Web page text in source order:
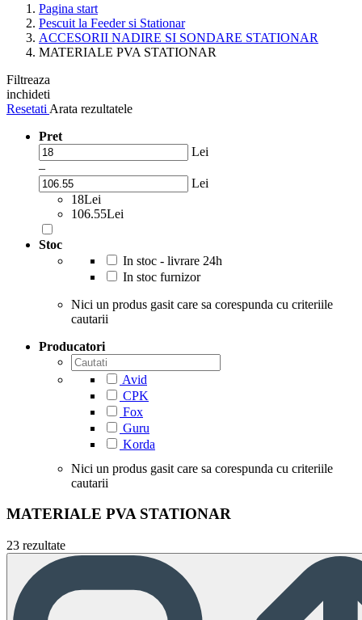
Pagina start
Pescuit la Feeder si Stationar
ACCESORII NADIRE SI SONDARE STATIONAR
MATERIALE PVA STATIONAR
Filtreaza
inchideti
Resetati Arata rezultatele
Pret
Lei
–
Lei
18Lei
106.55Lei
Stoc
In stoc - livrare 24h
In stoc furnizor
Nici un produs gasit care sa corespunda cu criteriile
cautarii
Producatori
Avid
CPK
Fox
Guru
Korda
Nici un produs gasit care sa corespunda cu criteriile
cautarii
MATERIALE PVA STATIONAR
23 rezultate